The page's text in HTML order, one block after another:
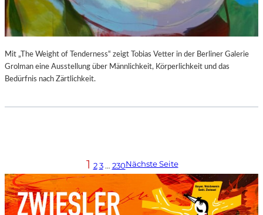
Mit „The Weight of Tenderness“ zeigt Tobias Vetter in der Berliner Galerie
Grolman eine Ausstellung über Männlichkeit, Körperlichkeit und das
Bedürfnis nach Zärtlichkeit.
1 2 3 … 230Nächste Seite